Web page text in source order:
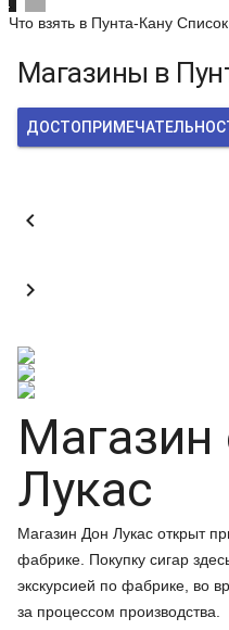
Что взять в Пунта-Кану
Магазины в


Магазин
Лукас
Магазин Дон Лукас открыт
фабрике. Покупку сигар
экскурсией по фабрике, во
за процессом производства.